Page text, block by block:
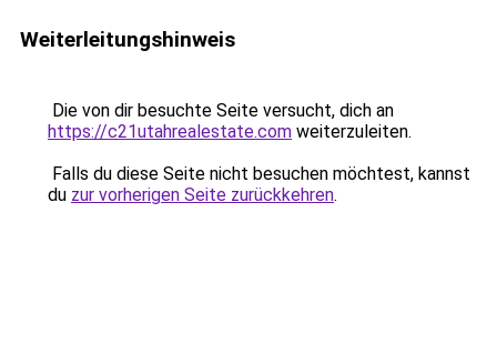
Weiterleitungshinweis
Die von dir besuchte Seite versucht, dich an
https://c21utahrealestate.com weiterzuleiten.
Falls du diese Seite nicht besuchen möchtest, kannst
du zur vorherigen Seite zurückkehren.